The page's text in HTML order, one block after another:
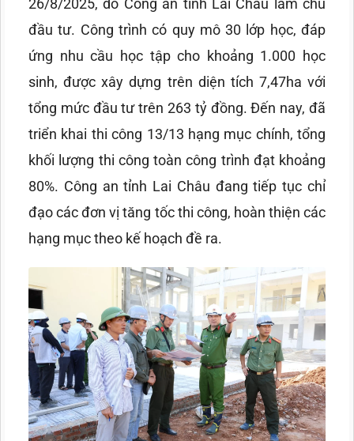
đầu tư. Công trình có quy mô 30 lớp học, đáp
ứng nhu cầu học tập cho khoảng 1.000 học
sinh, được xây dựng trên diện tích 7,47ha với
tổng mức đầu tư trên 263 tỷ đồng. Đến nay, đã
triển khai thi công 13/13 hạng mục chính, tổng
khối lượng thi công toàn công trình đạt khoảng
80%. Công an tỉnh Lai Châu đang tiếp tục chỉ
đạo các đơn vị tăng tốc thi công, hoàn thiện các
hạng mục theo kế hoạch đề ra.